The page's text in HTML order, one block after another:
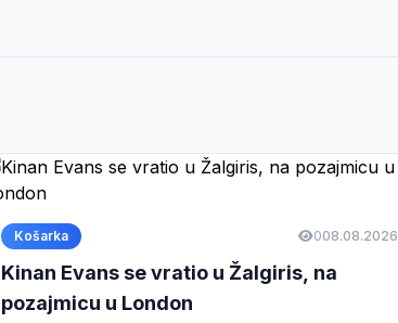
Košarka 008.08.2026
Kinan Evans se vratio u Žalgiris, na
pozajmicu u London